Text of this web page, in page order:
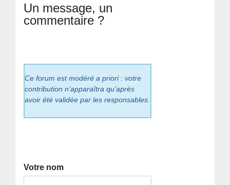
Un message, un
commentaire ?
Ce forum est modéré a priori : votre
contribution n’apparaîtra qu’après
avoir été validée par les responsables.
Votre nom